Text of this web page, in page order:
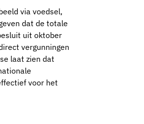
via voedsel,
dat de totale
uit oktober
vergunningen
laat zien dat
voor het